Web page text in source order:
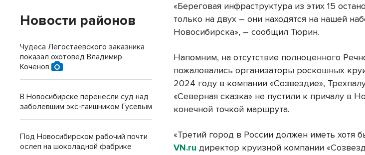
«Береговая инфраструктура из этих 15
только на двух – они находятся на нашей
Новосибирска», – сообщил Тюрин.
Напомним, на отсутствие полноценного
пожаловались организаторы роскошных
2024 году в компании «Созвездие»,
«Северная сказка» не пустили к причалу в
конечной точкой маршрута.
«Третий город в России должен иметь хотя
VN.ru директор круизной компании
Новости районов
Чудеса Легостаевского заказника
показал охотовед Владимир
Коченов
В Новосибирске перенесли суд над
заболевшим экс-гаишником Гусевым
Под Новосибирском рабочий почти
ослеп на шоколадной фабрике